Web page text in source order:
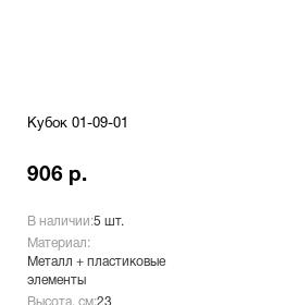
Кубок 01-09-01
906 р.
В наличии:5 шт.
Материал:
Металл + пластиковые
элементы
Высота, см:23